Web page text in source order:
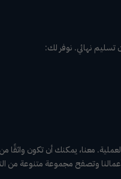
نهائي. نوفر لك:
معنا، يمكنك أن تكون
وتصفح مجموعة متنوعة من